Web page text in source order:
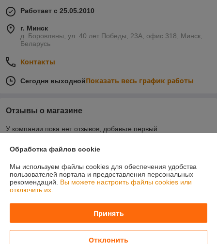
Работает с 25.05.2010
г. Минск
д. Боровляны, ул. 40 лет Победы, 23А, офис 318, Минск,
Беларусь
Контакты
Сегодня выходнойПоказать весь график работы
Отзывы о магазине
У компании пока нет отзывов, добавьте первый
Контакты
Доставка и оплата
График работы
Обработка файлов cookie
Мы используем файлы cookies для обеспечения удобства
пользователей портала и предоставления персональных
рекомендаций. Вы можете настроить файлы cookies или
отключить их.
Принять
Отклонить